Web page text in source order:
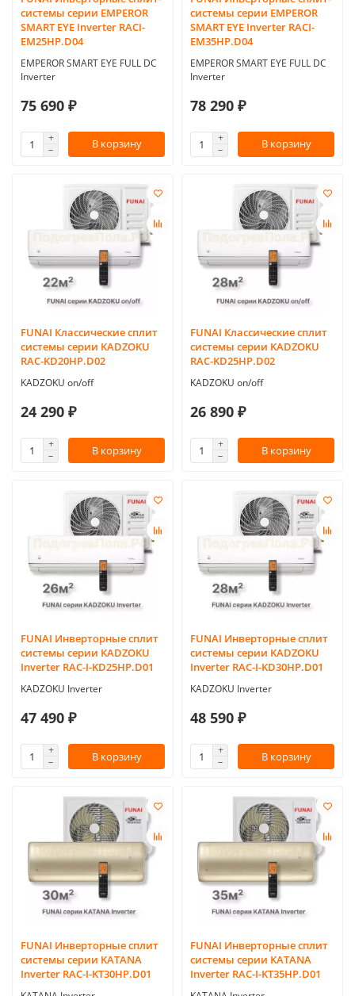
системы серии EMPEROR
SMART EYE Inverter RACI-
EM25HP.D04
EMPEROR SMART EYE FULL DC
Inverter
75 690 ₽
В корзину
системы серии EMPEROR
SMART EYE Inverter RACI-
EM35HP.D04
EMPEROR SMART EYE FULL DC
Inverter
78 290 ₽
В корзину
FUNAI Классические сплит
системы серии KADZOKU
RAC-KD20HP.D02
KADZOKU on/off
24 290 ₽
В корзину
FUNAI Классические сплит
системы серии KADZOKU
RAC-KD25HP.D02
KADZOKU on/off
26 890 ₽
В корзину
FUNAI Инверторные сплит
системы серии KADZOKU
Inverter RAC-I-KD25HP.D01
KADZOKU Inverter
47 490 ₽
В корзину
FUNAI Инверторные сплит
системы серии KADZOKU
Inverter RAC-I-KD30HP.D01
KADZOKU Inverter
48 590 ₽
В корзину
FUNAI Инверторные сплит
системы серии KATANA
Inverter RAC-I-KT30HP.D01
FUNAI Инверторные сплит
системы серии KATANA
Inverter RAC-I-KT35HP.D01